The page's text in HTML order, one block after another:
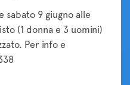
9 giugno alle
(1 donna e 3 uomini)
Per info e